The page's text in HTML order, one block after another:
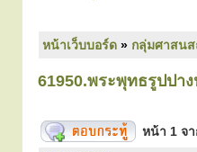
หน้าเว็บบอร์ด » กลุ่มศาสน
61950.พระพุทธรูปปา
หน้า 1 จ